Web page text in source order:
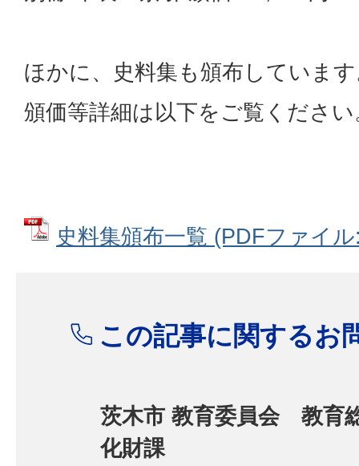
ほかに、史料集も頒布していま
頒価等詳細は以下をご覧ください
史料集頒布一覧 (PDFファイ
この記事に関するお
茨木市 教育委員会 教育
化財課